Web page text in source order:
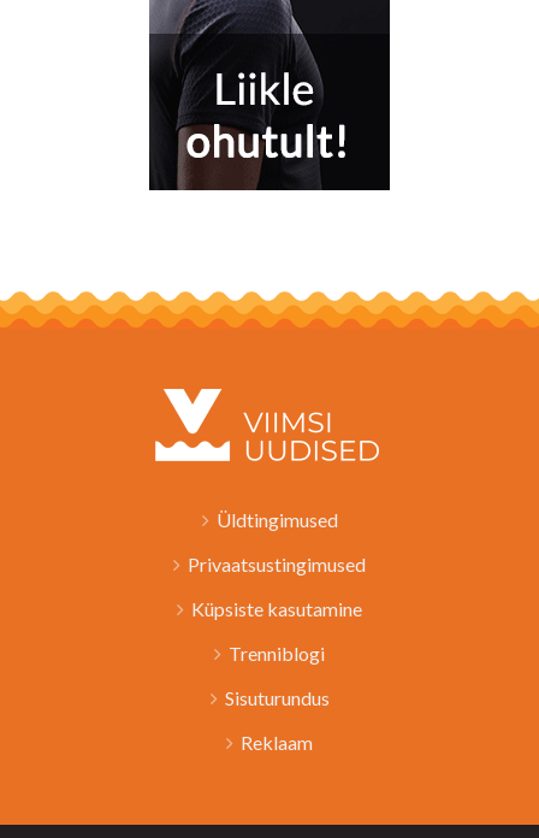
Üldtingimused
Privaatsustingimused
Küpsiste kasutamine
Trenniblogi
Sisuturundus
Reklaam